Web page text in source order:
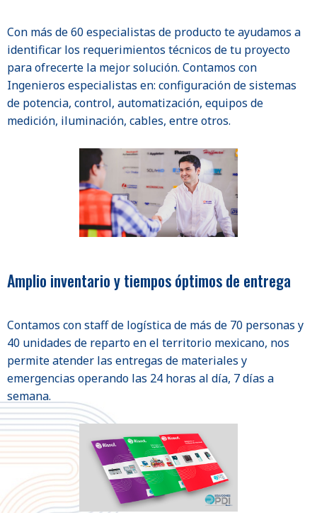
Con más de 60 especialistas de producto te ayudamos a
identificar los requerimientos técnicos de tu proyecto
para ofrecerte la mejor solución. Contamos con
Ingenieros especialistas en: configuración de sistemas
de potencia, control, automatización, equipos de
medición, iluminación, cables, entre otros.
Amplio inventario y tiempos óptimos de entrega
Contamos con staff de logística de más de 70 personas y
40 unidades de reparto en el territorio mexicano, nos
permite atender las entregas de materiales y
emergencias operando las 24 horas al día, 7 días a
semana.